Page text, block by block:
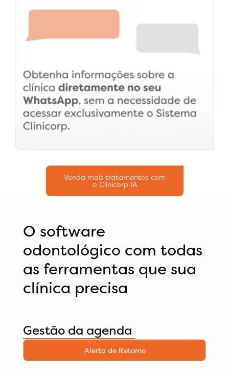
Venda mais tratamentos com
o Clinicorp IA
O software
odontológico com todas
as ferramentas que sua
clínica precisa
Gestão da agenda
Alerta de Retorno